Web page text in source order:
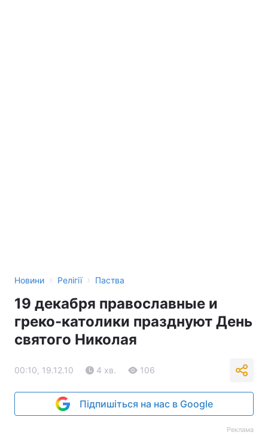
Новини › Релігії › Паства
19 декабря православные и
греко-католики празднуют День
святого Николая
00:10, 19.12.10 4 хв. 106
Підпишіться на нас в Google
Реклама